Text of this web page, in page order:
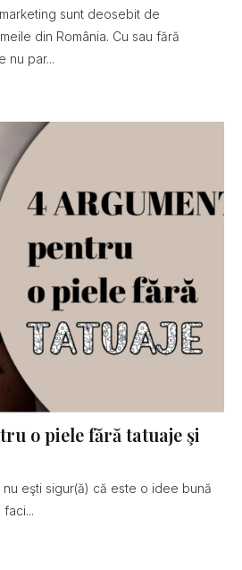
sunt deosebit de
din România. Cu sau fără
nu par...
o piele fără tatuaje şi
eşti sigur(ă) că este o idee bună